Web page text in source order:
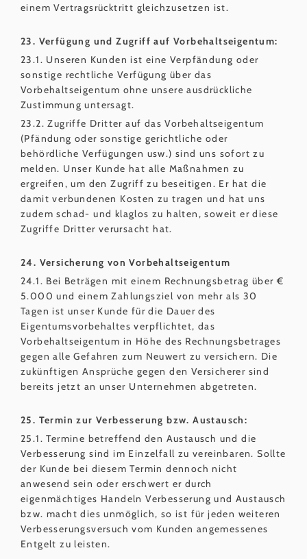
einem Vertragsrücktritt gleichzusetzen ist.
23. Verfügung und Zugriff auf Vorbehaltseigentum:
23.1. Unseren Kunden ist eine Verpfändung oder
sonstige rechtliche Verfügung über das
Vorbehaltseigentum ohne unsere ausdrückliche
Zustimmung untersagt.
23.2. Zugriffe Dritter auf das Vorbehaltseigentum
(Pfändung oder sonstige gerichtliche oder
behördliche Verfügungen usw.) sind uns sofort zu
melden. Unser Kunde hat alle Maßnahmen zu
ergreifen, um den Zugriff zu beseitigen. Er hat die
damit verbundenen Kosten zu tragen und hat uns
zudem schad- und klaglos zu halten, soweit er diese
Zugriffe Dritter verursacht hat.
24. Versicherung von Vorbehaltseigentum
24.1. Bei Beträgen mit einem Rechnungsbetrag über €
5.000 und einem Zahlungsziel von mehr als 30
Tagen ist unser Kunde für die Dauer des
Eigentumsvorbehaltes verpflichtet, das
Vorbehaltseigentum in Höhe des Rechnungsbetrages
gegen alle Gefahren zum Neuwert zu versichern. Die
zukünftigen Ansprüche gegen den Versicherer sind
bereits jetzt an unser Unternehmen abgetreten.
25. Termin zur Verbesserung bzw. Austausch:
25.1. Termine betreffend den Austausch und die
Verbesserung sind im Einzelfall zu vereinbaren. Sollte
der Kunde bei diesem Termin dennoch nicht
anwesend sein oder erschwert er durch
eigenmächtiges Handeln Verbesserung und Austausch
bzw. macht dies unmöglich, so ist für jeden weiteren
Verbesserungsversuch vom Kunden angemessenes
Entgelt zu leisten.